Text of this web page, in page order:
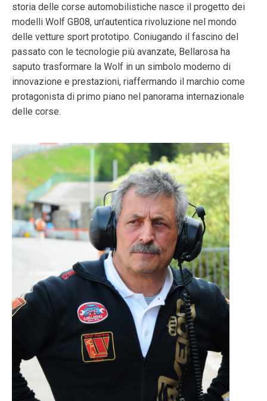
storia delle corse automobilistiche nasce il progetto dei
modelli Wolf GB08, un’autentica rivoluzione nel mondo
delle vetture sport prototipo. Coniugando il fascino del
passato con le tecnologie più avanzate, Bellarosa ha
saputo trasformare la Wolf in un simbolo moderno di
innovazione e prestazioni, riaffermando il marchio come
protagonista di primo piano nel panorama internazionale
delle corse.